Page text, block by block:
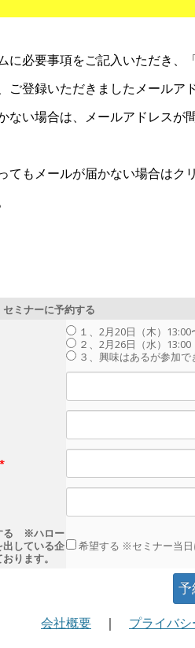
に必要事項をご記入いただき
ご登録いただきましたメール
ない場合は、メールアドレス
てもメールが届かない場合は
セミナーに予約する
１、2月20日（木）13:00
２、2月26日（水）13:00
３、興味はあるが参加で
*
る ※ハロー
している企
ります。
希望する ※セミナー当日
会社概要 ｜ プライバ